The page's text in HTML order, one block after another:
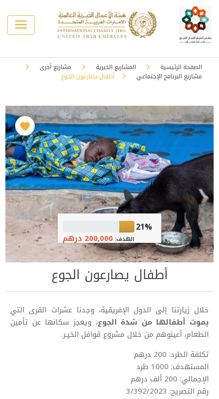
الصفحة الرئيسية المشاريع الخيرية
مشاريع أخرى
مشاريع البرنامج الإجتماعي
أطفال يصارعون الجوع
21%
الهدف:200,000 درهم
أطفال يصارعون الجوع
خلال زيارتنا إلى الدول الإفريقية، وجدنا عشرات القرى التي
يموت أطفالها من شدة الجوع، ويعجز سكانها عن تأمين
الطعام، أعينوهم من خلال مشروع قوافل الخيـر.
تكلفة الطرد: 200 درهم
المستهدف: 1000 طرد
الإجمالي: 200 ألف درهم
رقم التصريح: 3/392/2023